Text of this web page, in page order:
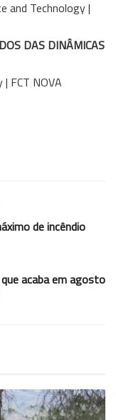
and Technology |
DAS DINÂMICAS
FCT NOVA
de incêndio
acaba em agosto